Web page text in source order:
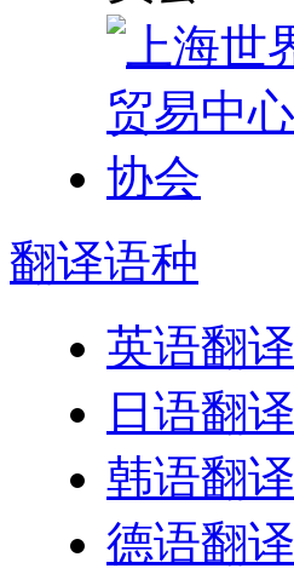
翻译语种
英语翻译
日语翻译
韩语翻译
德语翻译